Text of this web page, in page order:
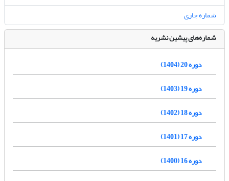
شماره جاری
شماره‌های پیشین نشریه
دوره 20 (1404)
دوره 19 (1403)
دوره 18 (1402)
دوره 17 (1401)
دوره 16 (1400)